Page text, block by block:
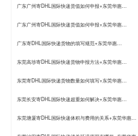
广东广州寄DHL国际快递货值如何申报+东莞华惠…
广东广州寄DHL国际快递货值如何申报+东莞华惠…
广东寄DHL国际快递货物的填写规范+东莞华惠…
东莞高埗寄DHL国际快递货物申报方法+东莞华惠…
东莞寄DHL国际快递货物数量如何填写+东莞华惠…
东莞长安寄DHL国际快递超重如何解决+东莞华惠…
东莞塘厦寄DHL国际快递体积与费用的关系+东莞华惠…